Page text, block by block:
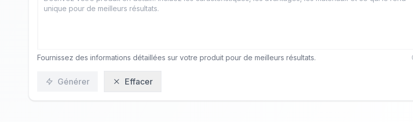
Fournissez des informations détaillées sur votre produit pour de meilleurs résultats.
Générer Effacer